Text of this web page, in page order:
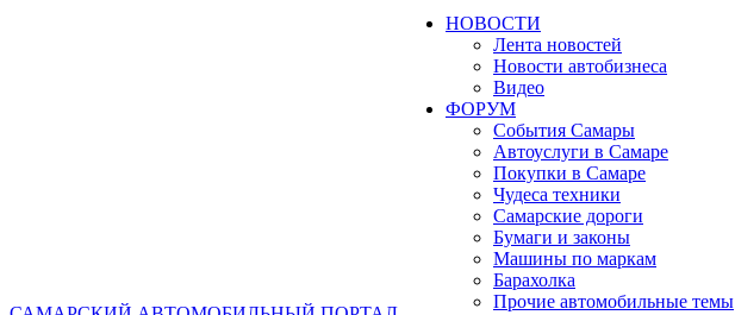
НОВОСТИ
Лента новостей
Новости автобизнеса
Видео
ФОРУМ
События Самары
Автоуслуги в Самаре
Покупки в Самаре
Чудеса техники
Самарские дороги
Бумаги и законы
Машины по маркам
Барахолка
Прочие автомобильные темы